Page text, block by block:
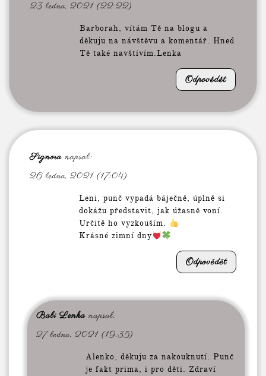
23 ledna, 2021 (22:22)
Barborah, vítám Tě na blogu a
děkuju na návštěvu a komentář. Hned
Tě také navštívím.Lenka
Odpovědět
Signora napsal:
26 ledna, 2021 (17:04)
Leni, punč vypadá báječně, úplně si
dokážu představit, jak úžasně voní.
Určitě ho vyzkouším.
Krásné zimní dny
Odpovědět
Babi Lenka napsal:
27 ledna, 2021 (19:35)
Alenko, děkuju za nakouknutí. Punč
je fakt prima, i pro děti. Zdraví